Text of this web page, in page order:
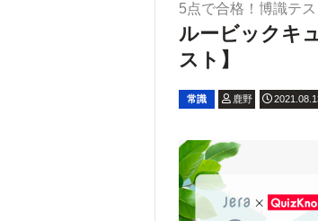
5点で合格！博識テス
ルービックキ
スト】
常識 鹿野